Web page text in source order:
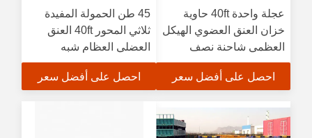
عجلة واحدة 40ft حاوية
خزان العنق العضوي الهيكل
العظمي شاحنة نصف
مقطورة
احصل على أفضل سعر
45 طن الحمولة المفيدة
ثلاثي المحور 40ft العنق
العضلي العظام شبه
مقطورة للحاويات ناقلة
الكيماويات
احصل على أفضل سعر